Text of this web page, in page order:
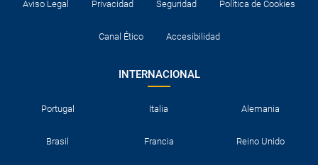
Aviso Legal Privacidad Seguridad Política de Cookies
Canal Ético Accesibilidad
INTERNACIONAL
Portugal Italia Alemania
Brasil Francia Reino Unido